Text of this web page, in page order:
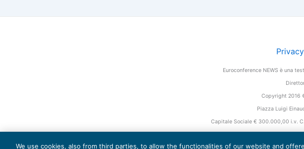
Euroconference NEWS è una
Copyright 2016
Piazza Luigi
Capitale Sociale € 300.000,00 i.v.
We use cookies, also from third parties, to allow the functionalities of our website and